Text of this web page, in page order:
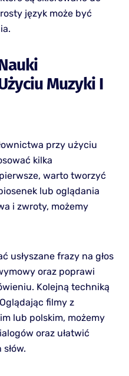
język może być
Muzyki I
przy użyciu
kilka
warto tworzyć
lub oglądania
i zwroty, możemy
usłyszane frazy na głos
oraz poprawi
Kolejną techniką
filmy z
lub polskim, możemy
oraz ułatwić